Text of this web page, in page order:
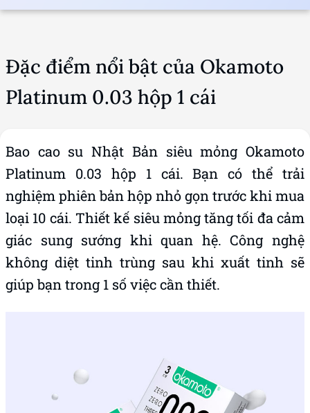
Đặc điểm nổi bật của Okamoto
Platinum 0.03 hộp 1 cái
Bao cao su Nhật Bản siêu mỏng Okamoto
Platinum 0.03 hộp 1 cái. Bạn có thể trải
nghiệm phiên bản hộp nhỏ gọn trước khi mua
loại 10 cái. Thiết kế siêu mỏng tăng tối đa cảm
giác sung sướng khi quan hệ. Công nghệ
không diệt tinh trùng sau khi xuất tinh sẽ
giúp bạn trong 1 số việc cần thiết.